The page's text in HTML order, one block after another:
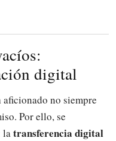
digital
no siempre
Por ello, se
latransferencia digital